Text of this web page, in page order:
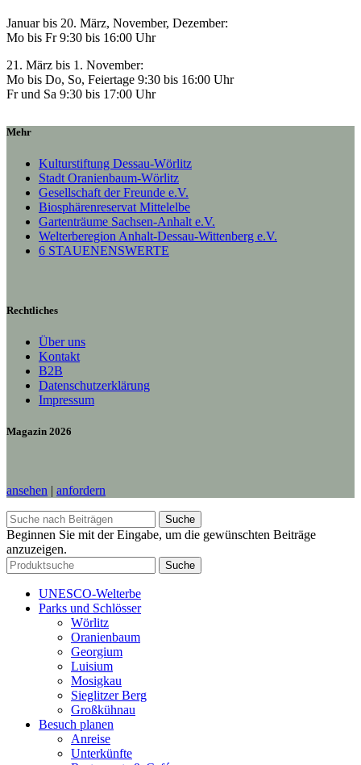
Januar bis 20. März, November, Dezember:
Mo bis Fr 9:30 bis 16:00 Uhr
21. März bis 1. November:
Mo bis Do, So, Feiertage 9:30 bis 16:00 Uhr
Fr und Sa 9:30 bis 17:00 Uhr
Mehr
Kulturstiftung Dessau-Wörlitz
Stadt Oranienbaum-Wörlitz
Gesellschaft der Freunde e.V.
Biosphärenreservat Mittelelbe
Gartenträume Sachsen-Anhalt e.V.
Welterberegion Anhalt-Dessau-Wittenberg e.V.
6 STAUENENSWERTE
Rechtliches
Über uns
Kontakt
B2B
Datenschutzerklärung
Impressum
Magazin 2026
ansehen | anfordern
Suche
Beginnen Sie mit der Eingabe, um die gewünschten Beiträge
anzuzeigen.
Suche
UNESCO-Welterbe
Parks und Schlösser
Wörlitz
Oranienbaum
Georgium
Luisium
Mosigkau
Sieglitzer Berg
Großkühnau
Besuch planen
Anreise
Unterkünfte